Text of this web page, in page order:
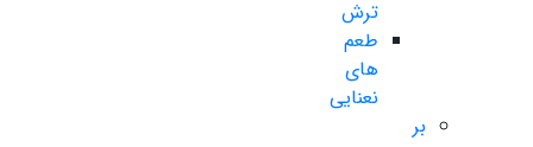
ترش
طعم
های
نعنایی
بر